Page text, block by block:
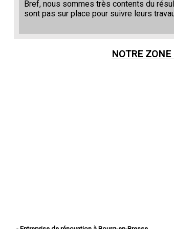
Bref, nous sommes très contents du
sont pas sur place pour suivre leurs
NOTRE